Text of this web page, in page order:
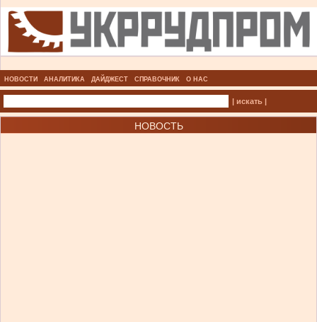
НОВОСТИ АНАЛИТИКА ДАЙДЖЕСТ СПРАВОЧНИК О НАС
| искать |
НОВОСТЬ